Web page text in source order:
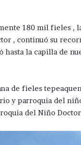
180 mil fieles ,
, continuó su
la capilla de
de fieles
y parroquia del
del Niño